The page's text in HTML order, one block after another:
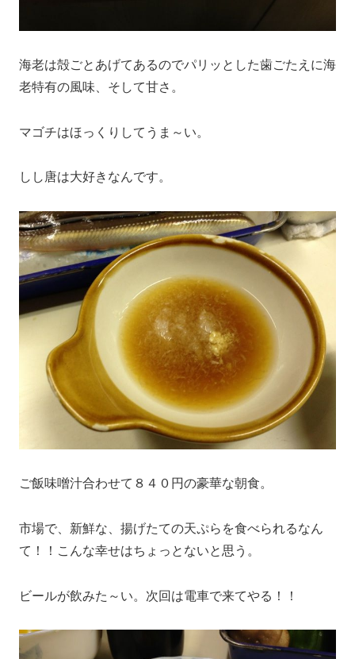
海老は殻ごとあげてあるのでパリッとした歯ごたえに海
老特有の風味、そして甘さ。
マゴチはほっくりしてうま～い。
しし唐は大好きなんです。
ご飯味噌汁合わせて８４０円の豪華な朝食。
市場で、新鮮な、揚げたての天ぷらを食べられるなん
て！！こんな幸せはちょっとないと思う。
ビールが飲みた～い。次回は電車で来てやる！！